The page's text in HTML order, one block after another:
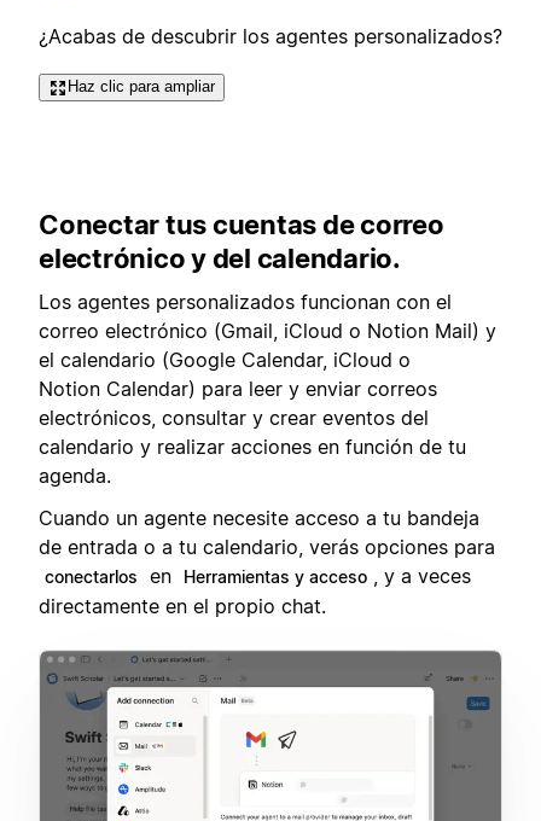
¿Acabas de descubrir los agentes personalizados?
Haz clic para ampliar
Conectar tus cuentas de correo
electrónico y del calendario.
Los agentes personalizados funcionan con el
correo electrónico (Gmail, iCloud o Notion Mail) y
el calendario (Google Calendar, iCloud o
Notion Calendar) para leer y enviar correos
electrónicos, consultar y crear eventos del
calendario y realizar acciones en función de tu
agenda.
Cuando un agente necesite acceso a tu bandeja
de entrada o a tu calendario, verás opciones para
conectarlos en Herramientas y acceso
, y a veces
directamente en el propio chat.